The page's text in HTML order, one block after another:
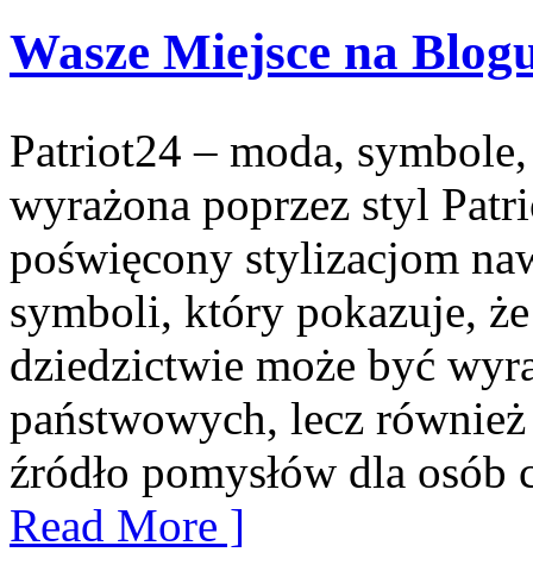
Wasze Miejsce na
Patriot24 – moda,
wyrażona poprzez styl
poświęcony stylizacjom
symboli, który pokazuje,
dziedzictwie może być
państwowych, lecz
źródło pomysłów dla
Read More ]